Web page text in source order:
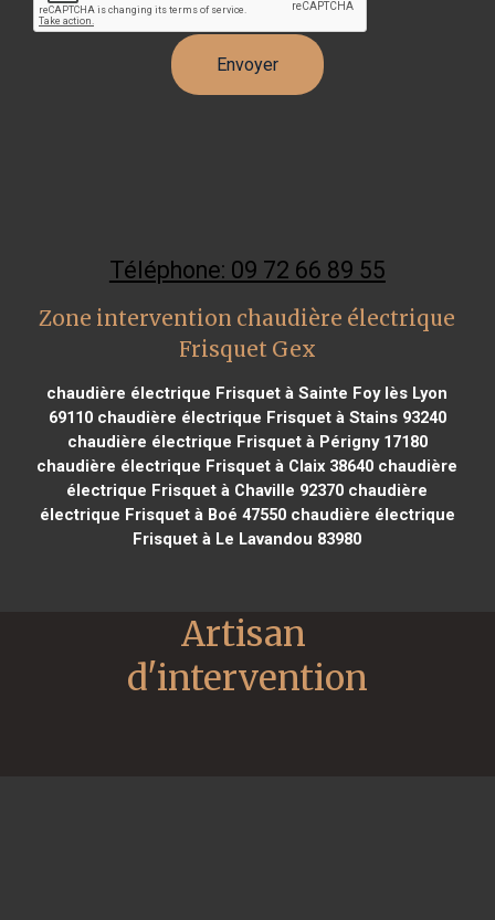
Téléphone: 09 72 66 89 55
Zone intervention chaudière électrique
Frisquet Gex
chaudière électrique Frisquet à Sainte Foy lès Lyon
69110chaudière électrique Frisquet à Stains 93240
chaudière électrique Frisquet à Périgny 17180
chaudière électrique Frisquet à Claix 38640 chaudière
électrique Frisquet à Chaville 92370 chaudière
électrique Frisquet à Boé 47550chaudière électrique
Frisquet à Le Lavandou 83980
Artisan
d'intervention